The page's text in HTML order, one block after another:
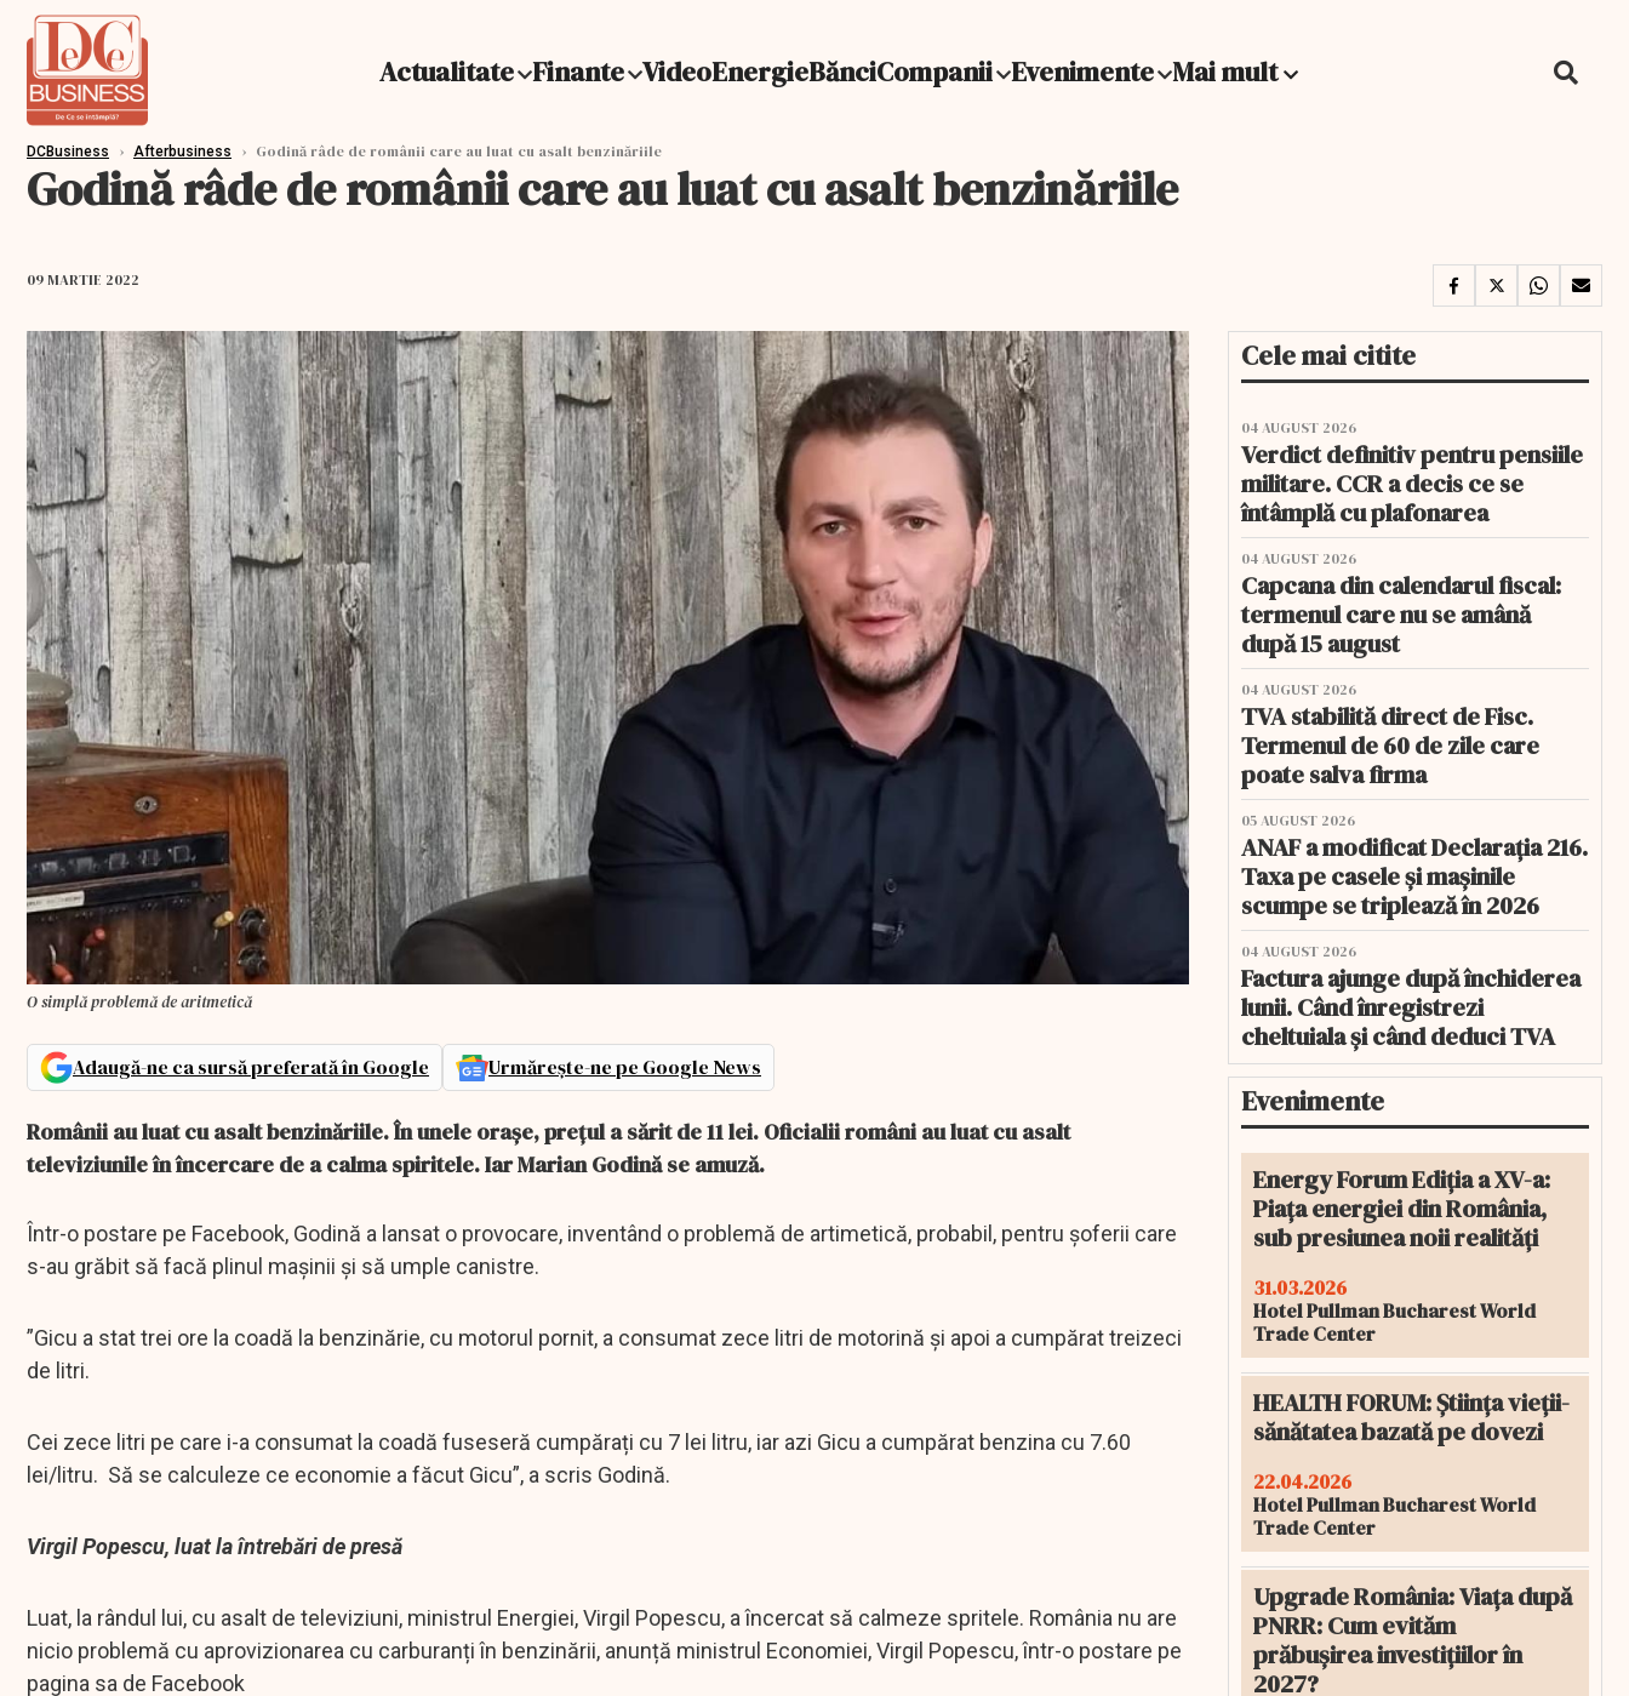
Actualitate Finante VideoEnergieBănciCompanii Evenimente Mai mult
DCBusiness › Afterbusiness › Godină râde de românii care au luat cu asalt benzinăriile
Godină râde de românii care au luat cu asalt benzinăriile
09 MARTIE 2022
O simplă problemă de aritmetică
Adaugă-ne ca sursă preferată în Google Urmărește-ne pe Google News
Românii au luat cu asalt benzinăriile. În unele orașe, prețul a sărit de 11 lei. Oficialii români au luat cu asalt
televiziunile în încercare de a calma spiritele. Iar Marian Godină se amuză.
Într-o postare pe Facebook, Godină a lansat o provocare, inventând o problemă de artimetică, probabil, pentru șoferii care
s-au grăbit să facă plinul mașinii și să umple canistre.
”Gicu a stat trei ore la coadă la benzinărie, cu motorul pornit, a consumat zece litri de motorină și apoi a cumpărat treizeci
de litri.
Cei zece litri pe care i-a consumat la coadă fuseseră cumpărați cu 7 lei litru, iar azi Gicu a cumpărat benzina cu 7.60
lei/litru. Să se calculeze ce economie a făcut Gicu”, a scris Godină.
Virgil Popescu, luat la întrebări de presă
Luat, la rândul lui, cu asalt de televiziuni, ministrul Energiei, Virgil Popescu, a încercat să calmeze spritele. România nu are
nicio problemă cu aprovizionarea cu carburanți în benzinării, anunță ministrul Economiei, Virgil Popescu, într-o postare pe
pagina sa de Facebook
Cele mai citite
04 AUGUST 2026
Verdict definitiv pentru pensiile
militare. CCR a decis ce se
întâmplă cu plafonarea
04 AUGUST 2026
Capcana din calendarul fiscal:
termenul care nu se amână
după 15 august
04 AUGUST 2026
TVA stabilită direct de Fisc.
Termenul de 60 de zile care
poate salva firma
05 AUGUST 2026
ANAF a modificat Declarația 216.
Taxa pe casele și mașinile
scumpe se triplează în 2026
04 AUGUST 2026
Factura ajunge după închiderea
lunii. Când înregistrezi
cheltuiala și când deduci TVA
Evenimente
Energy Forum Ediția a XV-a:
Piața energiei din România,
sub presiunea noii realități
31.03.2026
Hotel Pullman Bucharest World
Trade Center
HEALTH FORUM: Știința vieții-
sănătatea bazată pe dovezi
22.04.2026
Hotel Pullman Bucharest World
Trade Center
Upgrade România: Viața după
PNRR: Cum evităm
prăbușirea investițiilor în
2027?